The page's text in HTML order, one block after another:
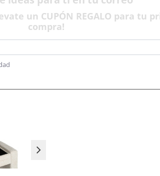
un CUPÓN REGALO para tu
compra!